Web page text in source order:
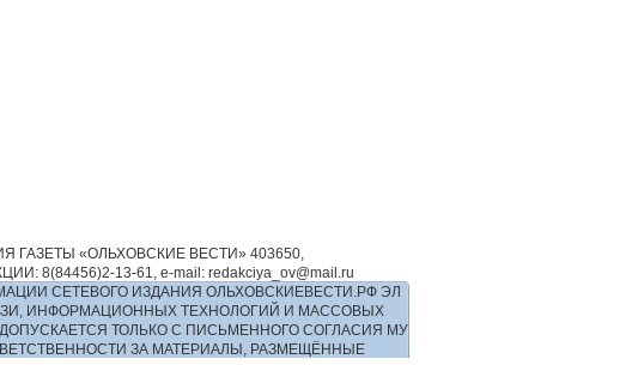
«ОЛЬХОВСКИЕ ВЕСТИ» 403650,
13-61, e-mail: redakciya_ov@mail.ru
СЕТЕВОГО ИЗДАНИЯ ОЛЬХОВСКИЕВЕСТИ.РФ ЭЛ
ИНФОРМАЦИОННЫХ ТЕХНОЛОГИЙ И МАССОВЫХ
ТОЛЬКО С ПИСЬМЕННОГО СОГЛАСИЯ МУ
ЗА МАТЕРИАЛЫ, РАЗМЕЩЁННЫЕ